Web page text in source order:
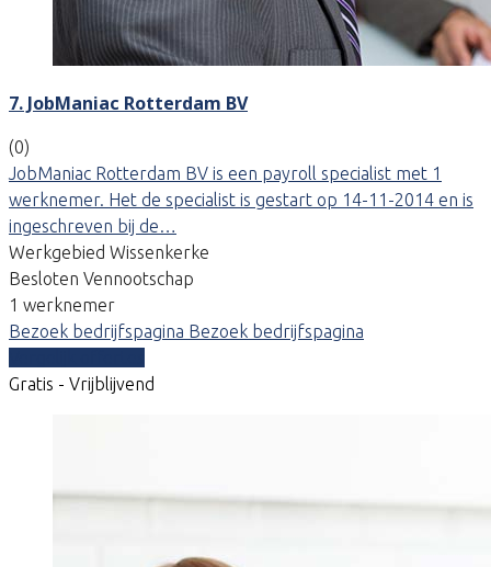
7. JobManiac Rotterdam BV
(0)
JobManiac Rotterdam BV is een payroll specialist met 1
werknemer. Het de specialist is gestart op 14-11-2014 en is
ingeschreven bij de…
Werkgebied Wissenkerke
Besloten Vennootschap
1 werknemer
Bezoek bedrijfspagina Bezoek bedrijfspagina
Gratis - Vrijblijvend